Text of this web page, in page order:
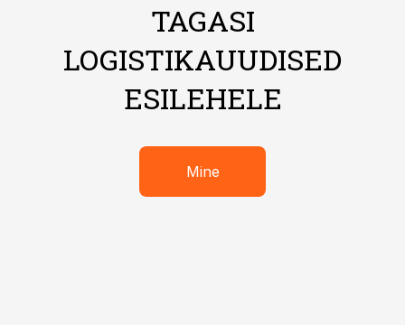
TAGASI
LOGISTIKAUUDISED
ESILEHELE
Mine